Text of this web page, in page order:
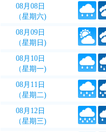
08月08日
（星期六)
08月09日
（星期日)
08月10日
（星期一)
08月11日
（星期二)
08月12日
（星期三)